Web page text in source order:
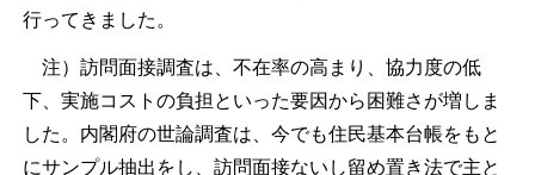
行ってきました。
注）訪問面接調査は、不在率の高まり、協力度の低
下、実施コストの負担といった要因から困難さが増しま
した。内閣府の世論調査は、今でも住民基本台帳をもと
にサンプル抽出をし、訪問面接ないし留め置き法で主と